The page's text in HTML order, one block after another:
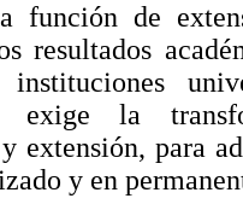
función de
resultados
exige la
extensión, para
y en